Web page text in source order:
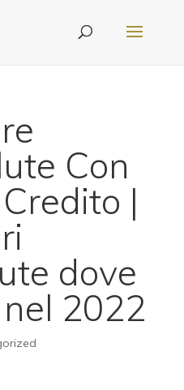
Con
|
dove
2022